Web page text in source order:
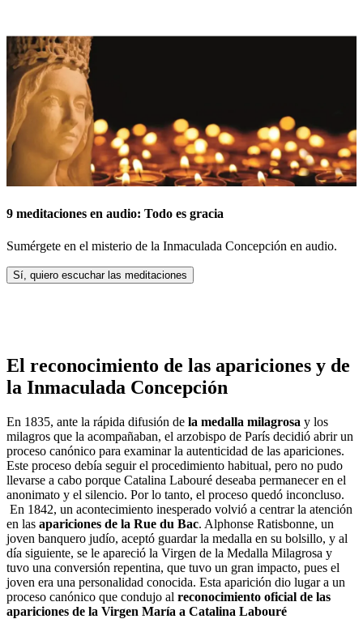
9 meditaciones en audio: Todo es gracia
Sumérgete en el misterio de la Inmaculada Concepción en audio.
Sí, quiero escuchar las meditaciones
El reconocimiento de las apariciones y de
la Inmaculada Concepción
En 1835, ante la rápida difusión de la medalla milagrosa y los
milagros que la acompañaban, el arzobispo de París decidió abrir un
proceso canónico para examinar la autenticidad de las apariciones.
Este proceso debía seguir el procedimiento habitual, pero no pudo
llevarse a cabo porque Catalina Labouré deseaba permanecer en el
anonimato y el silencio. Por lo tanto, el proceso quedó inconcluso.
En 1842, un acontecimiento inesperado volvió a centrar la atención
en las apariciones de la Rue du Bac. Alphonse Ratisbonne, un
joven banquero judío, aceptó guardar la medalla en su bolsillo, y al
día siguiente, se le apareció la Virgen de la Medalla Milagrosa y
tuvo una conversión repentina, que tuvo un gran impacto, pues el
joven era una personalidad conocida. Esta aparición dio lugar a un
proceso canónico que condujo al reconocimiento oficial de las
apariciones de la Virgen María a Catalina Labouré